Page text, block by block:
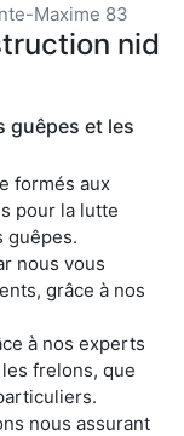
Maxime 83
nid
guêpes et les
formés aux
pour la lutte
guêpes.
nous vous
grâce à nos
à nos experts
frelons, que
nous assurant